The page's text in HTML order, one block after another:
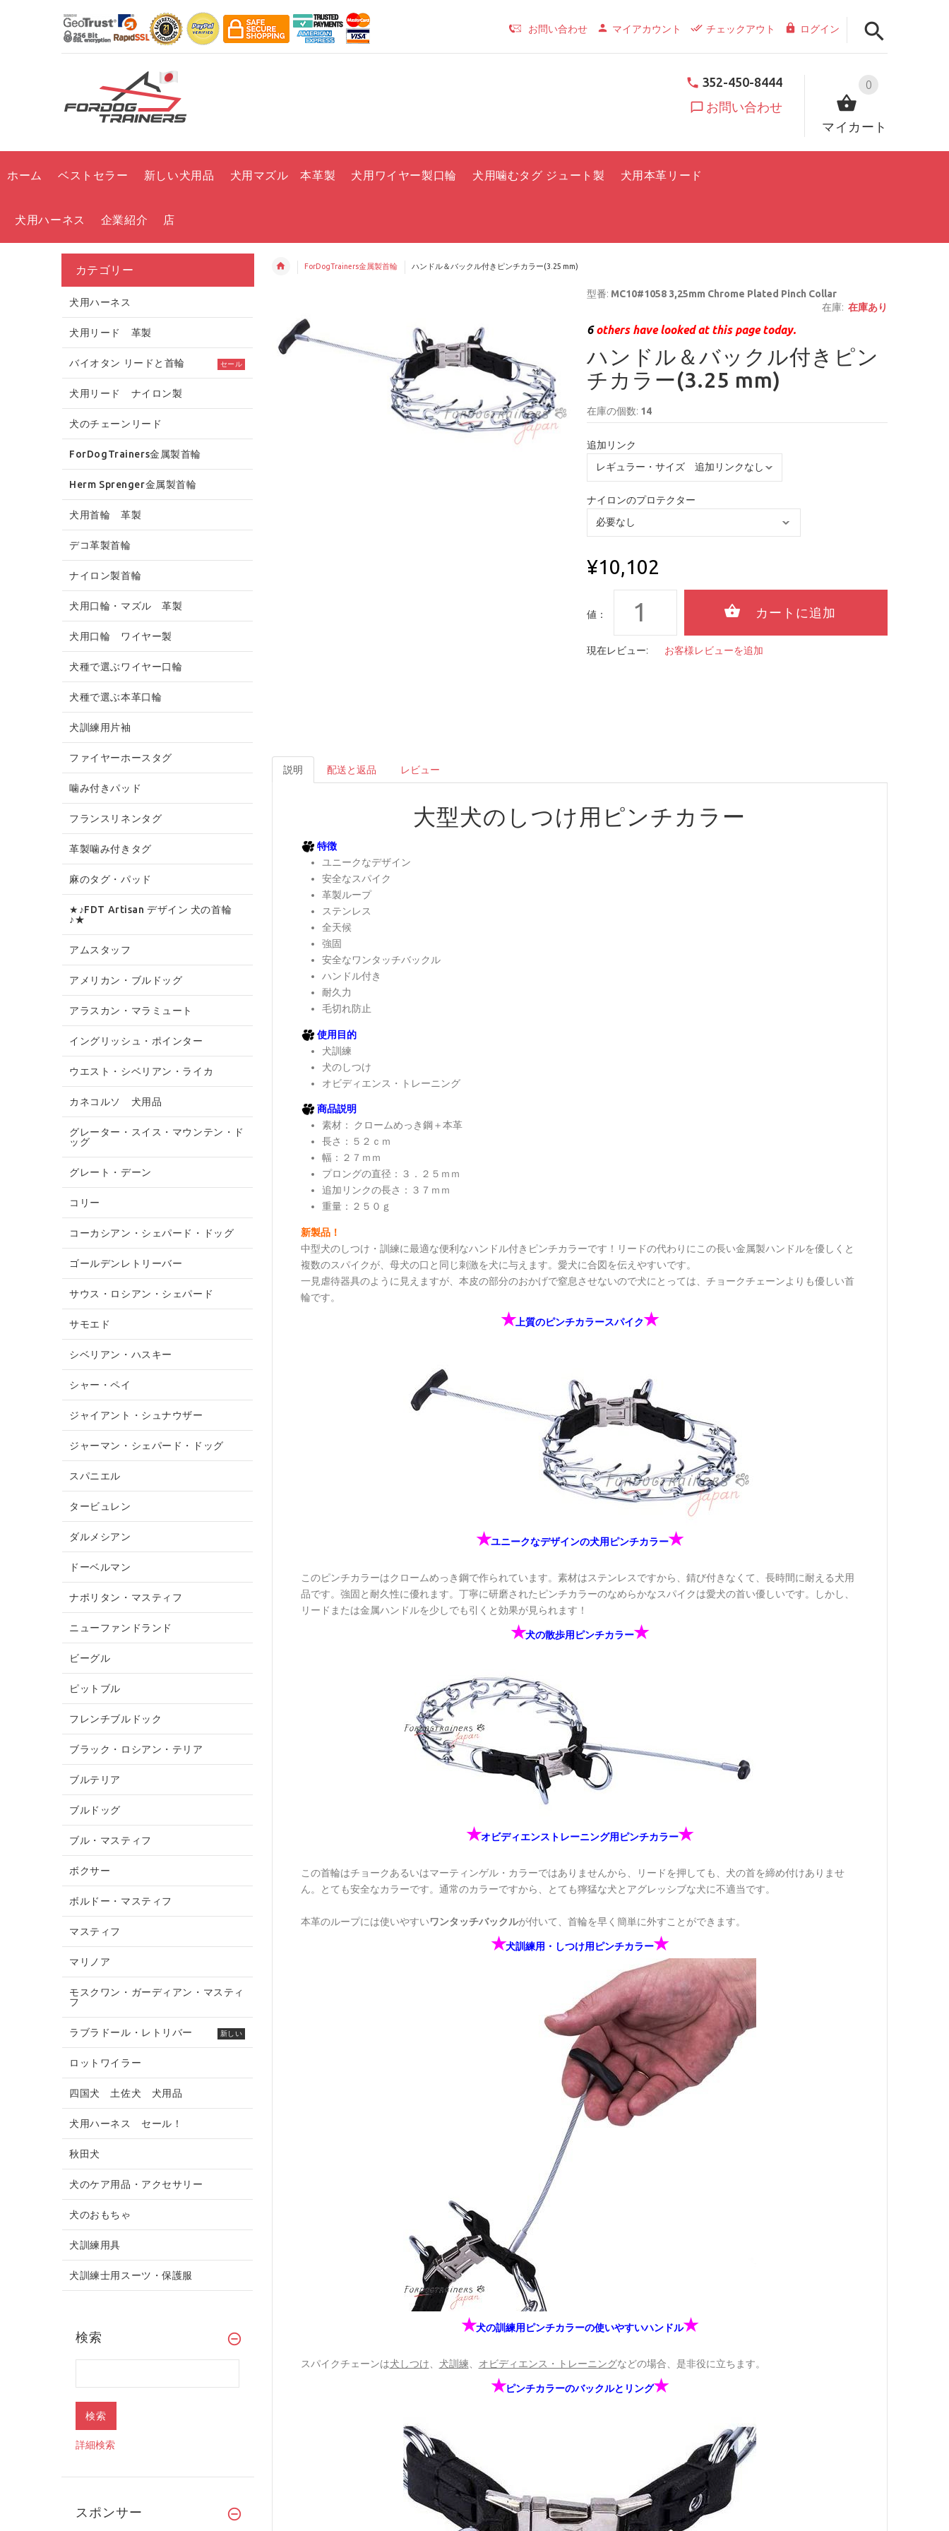
お問い合わせ マイアカウント チェックアウト ログイン
0
マイカート
352-450-8444
お問い合わせ
ホーム ベストセラー 新しい犬用品 犬用マズル 本革製 犬用ワイヤー製口輪 犬用噛むタグ ジュート製 犬用本革リード
犬用ハーネス 企業紹介 店
ForDogTrainers金属製首輪 ハンドル＆バックル付きピンチカラー(3.25 mm)
型番: MC10#1058 3,25mm Chrome Plated Pinch Collar
在庫: 在庫あり
6others have looked at this page today.
ハンドル＆バックル付きピン
チカラー(3.25 mm)
在庫の個数: 14
追加リンク
ナイロンのプロテクター
¥10,102
値：
現在レビュー: お客様レビューを追加
説明 配送と返品 レビュー
大型犬のしつけ用ピンチカラー
特徴
ユニークなデザイン
安全なスパイク
革製ループ
ステンレス
全天候
強固
安全なワンタッチバックル
ハンドル付き
耐久力
毛切れ防止
使用目的
犬訓練
犬のしつけ
オビディエンス・トレーニング
商品説明
素材： クロームめっき鋼＋本革
長さ：５２ｃｍ
幅：２７ｍｍ
プロングの直径：３．２５ｍｍ
追加リンクの長さ：３７ｍｍ
重量：２５０ｇ
新製品！
中型犬のしつけ・訓練に最適な便利なハンドル付きピンチカラーです！リードの代わりにこの長い金属製ハンドルを優しくと
複数のスパイクが、母犬の口と同じ刺激を犬に与えます。愛犬に合図を伝えやすいです。
一見虐待器具のように見えますが、本皮の部分のおかげで窒息させないので犬にとっては、チョークチェーンよりも優しい首
輪です。
✭上質のピンチカラースパイク✭
✭ユニークなデザインの犬用ピンチカラー✭
このピンチカラーはクロームめっき鋼で作られています。素材はステンレスですから、錆び付きなくて、長時間に耐える犬用
品です。強固と耐久性に優れます。丁寧に研磨されたピンチカラーのなめらかなスパイクは愛犬の首い優しいです。しかし、
リードまたは金属ハンドルを少しでも引くと効果が見られます！
✭犬の散歩用ピンチカラー✭
✭オビディエンストレーニング用ピンチカラー✭
この首輪はチョークあるいはマーティンゲル・カラーではありませんから、リードを押しても、犬の首を締め付けありませ
ん。とても安全なカラーです。通常のカラーですから、とても獰猛な犬とアグレッシブな犬に不適当です。
本革のループには使いやすいワンタッチバックルが付いて、首輪を早く簡単に外すことができます。
✭犬訓練用・しつけ用ピンチカラー✭
✭犬の訓練用ピンチカラーの使いやすいハンドル✭
スパイクチェーンは犬しつけ 犬訓練 オビディエンス・トレーニングなどの場合、是非役に立ちます。
✭ピンチカラーのバックルとリング✭
カテゴリー
犬用ハーネス
犬用リード 革製
バイオタン リードと首輪 セール
犬用リード ナイロン製
犬のチェーンリード
ForDogTrainers金属製首輪
Herm Sprenger金属製首輪
犬用首輪 革製
デコ革製首輪
ナイロン製首輪
犬用口輪・マズル 革製
犬用口輪 ワイヤー製
犬種で選ぶワイヤー口輪
犬種で選ぶ本革口輪
犬訓練用片袖
ファイヤーホースタグ
噛み付きパッド
フランスリネンタグ
革製噛み付きタグ
麻のタグ・パッド
★♪FDT Artisan デザイン 犬の首輪
♪★
アムスタッフ
アメリカン・ブルドッグ
アラスカン・マラミュート
イングリッシュ・ポインター
ウエスト・シベリアン・ライカ
カネコルソ 犬用品
グレーター・スイス・マウンテン・ド
ッグ
グレート・デーン
コリー
コーカシアン・シェパード・ドッグ
ゴールデンレトリーバー
サウス・ロシアン・シェパード
サモエド
シベリアン・ハスキー
シャー・ペイ
ジャイアント・シュナウザー
ジャーマン・シェパード・ドッグ
スパニエル
タービュレン
ダルメシアン
ドーベルマン
ナポリタン・マスティフ
ニューファンドランド
ビーグル
ピットブル
フレンチブルドック
ブラック・ロシアン・テリア
ブルテリア
ブルドッグ
ブル・マスティフ
ボクサー
ボルドー・マスティフ
マスティフ
マリノア
モスクワン・ガーディアン・マスティ
フ
ラブラドール・レトリバー 新しい
ロットワイラー
四国犬 土佐犬 犬用品
犬用ハーネス セール！
秋田犬
犬のケア用品・アクセサリー
犬のおもちゃ
犬訓練用具
犬訓練士用スーツ・保護服
検索
詳細検索
スポンサー